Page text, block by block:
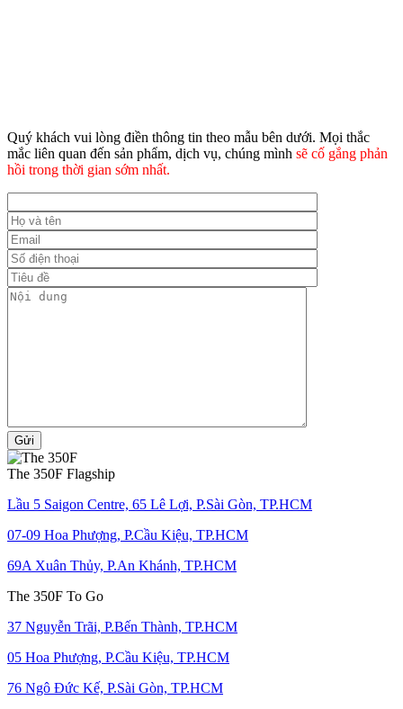
Quý khách vui lòng điền thông tin theo mẫu bên dưới. Mọi thắc
mắc liên quan đến sản phẩm, dịch vụ, chúng mình sẽ cố gắng phản
hồi trong thời gian sớm nhất.
Gửi
The 350F Flagship
Lầu 5 Saigon Centre, 65 Lê Lợi, P.Sài Gòn, TP.HCM
07-09 Hoa Phượng, P.Cầu Kiệu, TP.HCM
69A Xuân Thủy, P.An Khánh, TP.HCM
The 350F To Go
37 Nguyễn Trãi, P.Bến Thành, TP.HCM
05 Hoa Phượng, P.Cầu Kiệu, TP.HCM
76 Ngô Đức Kế, P.Sài Gòn, TP.HCM